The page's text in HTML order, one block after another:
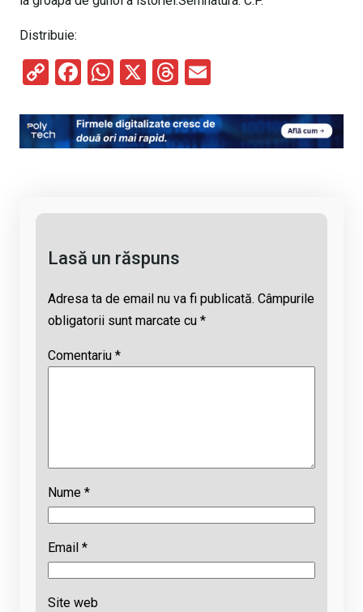
Distribuie:
C
py
Li
F
ce
b
W
at
s
X
T
e
a
ail
Lasă un răspuns
Adresa ta de email nu va fi publicată. Câmpurile
obligatorii sunt marcate cu *
Comentariu *
Nume *
Email *
Site web